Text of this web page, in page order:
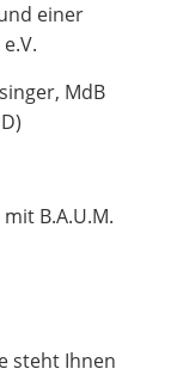
einer
MdB
B.A.U.M.
steht Ihnen